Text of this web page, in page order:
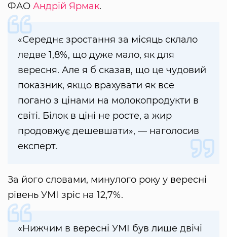
ФАО Андрій Ярмак.
«Середнє зростання за місяць склало
ледве 1,8%, що дуже мало, як для
вересня. Але я б сказав, що це чудовий
показник, якщо врахувати як все
погано з цінами на молокопродукти в
світі. Білок в ціні не росте, а жир
продовжує дешевшати», — наголосив
експерт.
За його словами, минулого року у вересні
рівень УМІ зріс на 12,7%.
«Нижчим в вересні УМІ був лише двічі